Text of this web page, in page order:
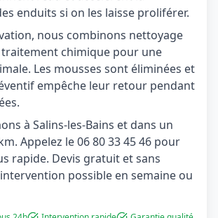
enduits si on les laisse proliférer.
nous combinons nettoyage
chimique pour une
Les mousses sont éliminées et
empêche leur retour pendant
à Salins-les-Bains et dans un
Appelez le 06 80 33 45 46 pour
rapide. Devis gratuit et sans
possible en semaine ou